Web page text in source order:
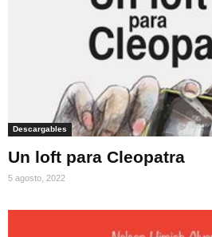
Descargables
Un loft para Cleopatra
5 agosto, 2022